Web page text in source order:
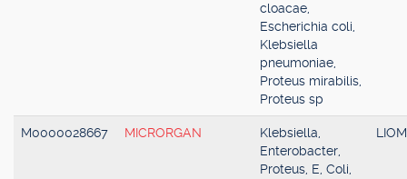
cloacae,
Escherichia coli,
Klebsiella
pneumoniae,
Proteus mirabilis,
Proteus sp
M0000028667 MICRORGAN
Klebsiella,
Enterobacter,
Proteus, E, Coli,